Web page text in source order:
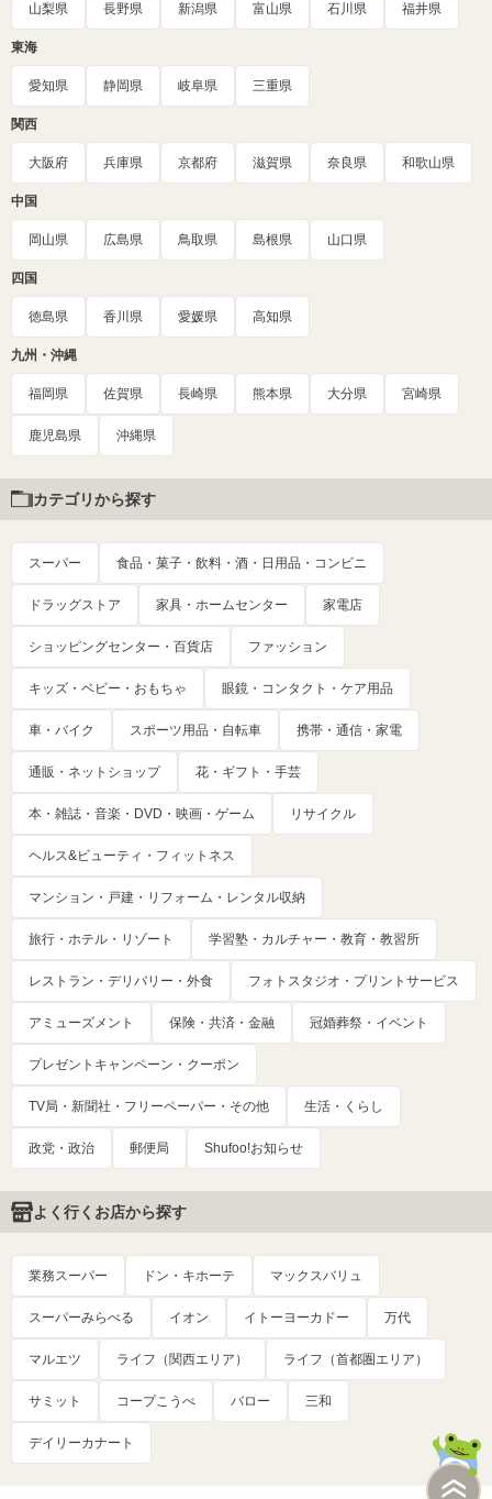
山梨県 長野県 新潟県 富山県 石川県 福井県
東海
愛知県 静岡県 岐阜県 三重県
関西
大阪府 兵庫県 京都府 滋賀県 奈良県 和歌山県
中国
岡山県 広島県 鳥取県 島根県 山口県
四国
徳島県 香川県 愛媛県 高知県
九州・沖縄
福岡県 佐賀県 長崎県 熊本県 大分県 宮崎県
鹿児島県 沖縄県
カテゴリから探す
スーパー 食品・菓子・飲料・酒・日用品・コンビニ
ドラッグストア 家具・ホームセンター 家電店
ショッピングセンター・百貨店 ファッション
キッズ・ベビー・おもちゃ 眼鏡・コンタクト・ケア用品
車・バイク スポーツ用品・自転車 携帯・通信・家電
通販・ネットショップ 花・ギフト・手芸
本・雑誌・音楽・DVD・映画・ゲーム リサイクル
ヘルス&ビューティ・フィットネス
マンション・戸建・リフォーム・レンタル収納
旅行・ホテル・リゾート 学習塾・カルチャー・教育・教習所
レストラン・デリバリー・外食 フォトスタジオ・プリントサービス
アミューズメント 保険・共済・金融 冠婚葬祭・イベント
プレゼントキャンペーン・クーポン
TV局・新聞社・フリーペーパー・その他 生活・くらし
政党・政治 郵便局 Shufoo!お知らせ
よく行くお店から探す
業務スーパー ドン・キホーテ マックスバリュ
スーパーみらべる イオン イトーヨーカドー 万代
マルエツ ライフ（関西エリア） ライフ（首都圏エリア）
サミット コープこうべ バロー 三和
デイリーカナート